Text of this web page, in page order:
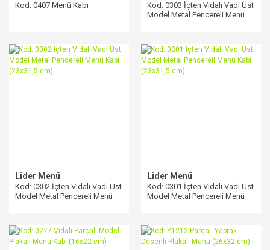
Kod: 0407 Menü Kabı
Kod: 0303 İçten Vidalı Vadi Üst
Model Metal Pencereli Menü
Lider Menü
Kod: 0302 İçten Vidalı Vadi Üst
Model Metal Pencereli Menü
Lider Menü
Kod: 0301 İçten Vidalı Vadi Üst
Model Metal Pencereli Menü